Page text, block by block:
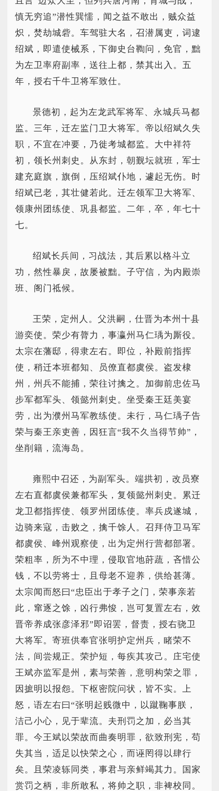
慎无穷追”潜性巽懦，闻之益不敢出，贼众益
炽，焚劫城砦。车驾驻大名，召潜属吏，词逮
绍斌，即遣使械系，下御史台鞫问，免官，黜
为左卫率府副率，送往上都，禁其出入。五
年，授右千牛卫将军致仕。
景德初，起为左龙武军将军、永城兵马都
监。三年，迁左监门卫大将军。帝以绍斌久失
职，不宜在冲要，乃徙考城都监。大中祥符
初，领长州刺史。从东封，朝觐坛就班，军士
建充庭旗，旗倒，压绍斌仆地，遽起无伤。时
绍斌已老，其壮健若此。迁左领军卫大将军、
领康州团练使、巩县都监。二年，卒，年七十
七。
绍斌长兵间，习战法，其后累以格斗立
功，然性暴戾，故屡被黜。子守信，为内殿崇
班、阁门祗候。
王荣，定州人。父洪嗣，仕晋为本州十县
游奕使。荣少有膂力，事瀛州马仁瑀为厮役。
太宗在藩邸，得隶左右。即位，补殿前指挥
使，稍迁本班都知、员僚直都虞侯。盗发棣
州，州兵不能捕，荣往讨擒之。加御前忠佐马
步军都军头、领懿州刺史。坐受秦王廷美宴
劳，出为濮州马军教练使。未行，马仁瑀子告
荣与秦王亲吏善，因狂言“我不久当得节帅”，
坐削籍，流海岛。
雍熙中召还，为副军头。端拱初，改员寮
左右直都虞侯兼都军头，复领懿州刺史。累迁
龙卫都指挥使、领罗州团练使。率兵戍遂城，
边骑来寇，击败之，擒千馀人。召拜侍卫马军
都虞侯、峰州观察使，出为定州行营都部署。
荣粗率，所为不中理，侵取官地莳蔬，吝惜公
钱，不以劳将士，且母老不迎养，供给甚薄。
太宗闻而怒曰“忠臣出于孝子之门，荣事亲若
此，窜逐之馀，凶行弗悛，岂可复置左右，效
晋帝养成张彦泽邪”即诏罢，督责，授右骁卫
大将军。寄班供奉官张明护定州兵，睹荣不
法，间尝规正。荣护短，每疾其攻己。庄宅使
王斌亦监军是州，素与荣善，意明构荣之罪，
因摭明以报怨。下枢密院问状，皆不实。上
怒，语左右曰“张明起贱微中，以蹴鞠事朕，
洁己小心，见于辈流。夫刑罚之加，必当其
罪。今王斌以荣故而曲奏明罪，欲致刑宪，苟
失其当，适足以快荣之心，而诬罔得以肆行
矣。且荣凌轹同类，事君与亲鲜竭其力。国家
赏罚之柄，非所敢私，将帅之职，非裨校同。